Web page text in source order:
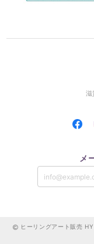
滋
メ
ヒーリングアート販売